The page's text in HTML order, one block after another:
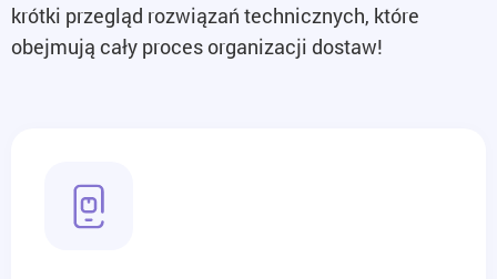
krótki przegląd rozwiązań technicznych, które
obejmują cały proces organizacji dostaw!